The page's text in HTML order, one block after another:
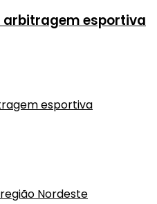
arbitragem esportiva
esportiva
Nordeste